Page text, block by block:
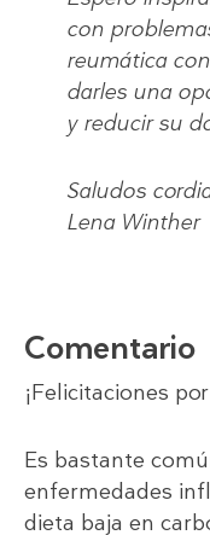
con
reumática
darles una
y reducir su
Saludos
Lena Winther
Comentario
¡Felicitaciones
Es bastante
enfermedades
dieta baja en